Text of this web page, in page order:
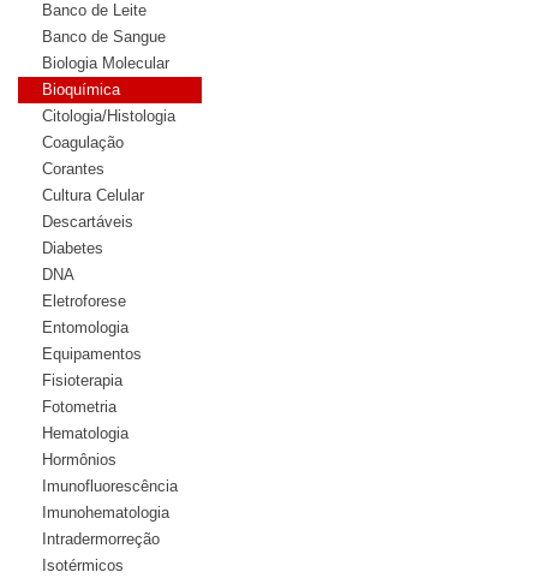
Banco de Leite
Banco de Sangue
Biologia Molecular
Bioquímica
Citologia/Histologia
Coagulação
Corantes
Cultura Celular
Descartáveis
Diabetes
DNA
Eletroforese
Entomologia
Equipamentos
Fisioterapia
Fotometria
Hematologia
Hormônios
Imunofluorescência
Imunohematologia
Intradermorreção
Isotérmicos